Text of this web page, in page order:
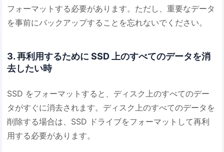
フォーマットする必要があります。ただし、重要なデータ
を事前にバックアップすることを忘れないでください。
3. 再利用するために SSD 上のすべてのデータを消
去したい時
SSD をフォーマットすると、ディスク上のすべてのデー
タがすぐに消去されます。ディスク上のすべてのデータを
削除する場合は、SSD ドライブをフォーマットして再利
用する必要があります。